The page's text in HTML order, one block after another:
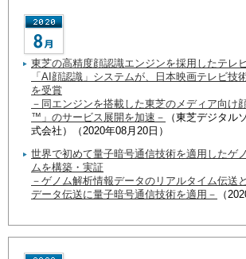
東芝の高精度顔認識エンジンを採用したテレ
「AI顔認識」システムが、日本映画テレビ技
を受賞
－同エンジンを搭載した東芝のメディア向け
™」のサービス展開を加速－
（東芝デジタル
式会社）（2020年08月20日）
世界で初めて量子暗号通信技術を適用したゲ
ムを構築・実証
－ゲノム解析情報データのリアルタイム伝送
データ伝送に量子暗号通信技術を適用－
（